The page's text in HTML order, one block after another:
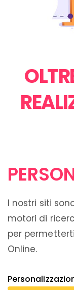
I nostri siti
motori di
per
Online.